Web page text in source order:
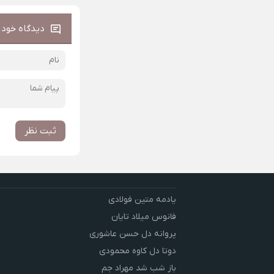
دیدگاه خود
ثبت نظر
یادمه متین فولادی
فانوس میلاد تایان
پروانه دل حسن عاشوری
دوتا دل کاوه محمودی
باز شب شد مهراد جم